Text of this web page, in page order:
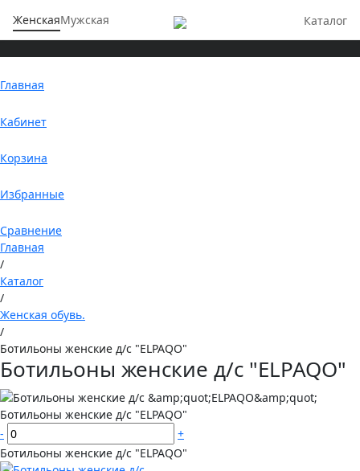
ЖенскаяМужская Каталог
Главная
Кабинет
Корзина
Избранные
Сравнение
Главная
/
Каталог
/
Женская обувь.
/
Ботильоны женские д/с "ELPAQO"
Ботильоны женские д/с "ELPAQO"
Ботильоны женские д/с "ELPAQO"
-
+
Ботильоны женские д/с "ELPAQO"